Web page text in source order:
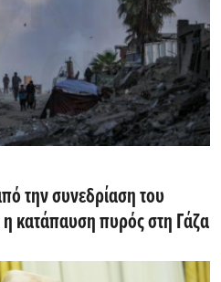
την συνεδρίαση του
η κατάπαυση πυρός στη Γάζα